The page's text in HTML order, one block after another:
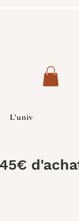
L'univers des Chats